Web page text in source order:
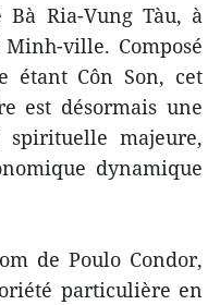
Ria-Vung Tàu, à
ville. Composé
étant Côn Son, cet
est désormais une
majeure,
dynamique
de Poulo Condor,
particulière en